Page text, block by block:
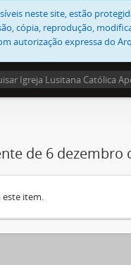
neste site, estão
cópia, reprodução,
autorização expressa do
de 6 dezembro
este item.